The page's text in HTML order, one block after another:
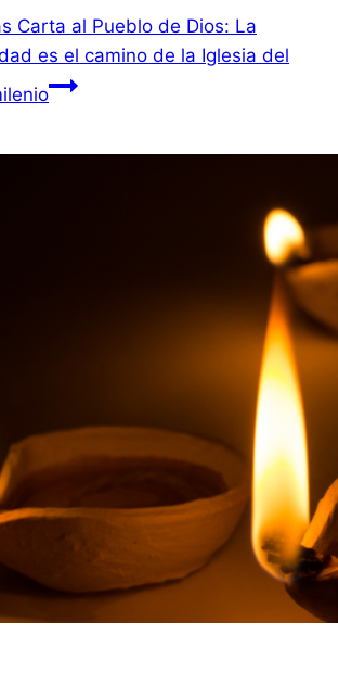
Carta al Pueblo de Dios: La
es el camino de la Iglesia del